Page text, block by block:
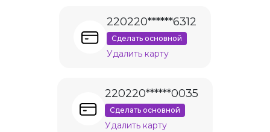
220220******6312
Сделать основной
Удалить карту
220220******0035
Сделать основной
Удалить карту